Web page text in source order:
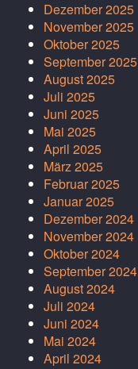
Dezember 2025
November 2025
Oktober 2025
September 2025
August 2025
Juli 2025
Juni 2025
Mai 2025
April 2025
März 2025
Februar 2025
Januar 2025
Dezember 2024
November 2024
Oktober 2024
September 2024
August 2024
Juli 2024
Juni 2024
Mai 2024
April 2024